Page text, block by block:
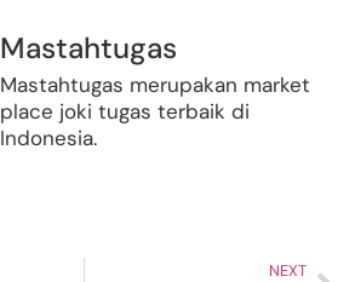
Mastahtugas
Mastahtugas merupakan market
place joki tugas terbaik di
Indonesia.
NEXT